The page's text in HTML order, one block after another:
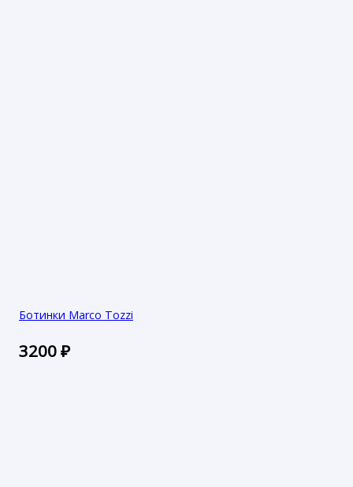
Ботинки Marco Tozzi
3200₽